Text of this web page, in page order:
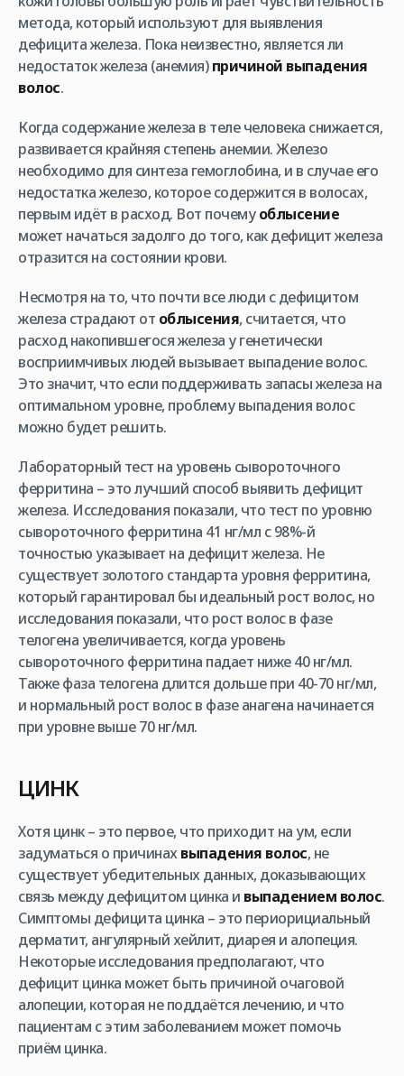
метода, который используют для выявления
дефицита железа. Пока неизвестно, является ли
недостаток железа (анемия)причиной выпадения
волос.
Когда содержание железа в теле человека снижается,
развивается крайняя степень анемии. Железо
необходимо для синтеза гемоглобина, и в случае его
недостатка железо, которое содержится в волосах,
первым идёт в расход. Вот почемуоблысение
может начаться задолго до того, как дефицит железа
отразится на состоянии крови.
Несмотря на то, что почти все люди с дефицитом
железа страдают от облысения, считается, что
расход накопившегося железа у генетически
восприимчивых людей вызывает выпадение волос.
Это значит, что если поддерживать запасы железа на
оптимальном уровне, проблему выпадения волос
можно будет решить.
Лабораторный тест на уровень сывороточного
ферритина – это лучший способ выявить дефицит
железа. Исследования показали, что тест по уровню
сывороточного ферритина 41 нг/мл с 98%-й
точностью указывает на дефицит железа. Не
существует золотого стандарта уровня ферритина,
который гарантировал бы идеальный рост волос, но
исследования показали, что рост волос в фазе
телогена увеличивается, когда уровень
сывороточного ферритина падает ниже 40 нг/мл.
Также фаза телогена длится дольше при 40-70 нг/мл,
и нормальный рост волос в фазе анагена начинается
при уровне выше 70 нг/мл.
ЦИНК
Хотя цинк – это первое, что приходит на ум, если
задуматься о причинахвыпадения волос, не
существует убедительных данных, доказывающих
связь между дефицитом цинка и выпадением волос.
Симптомы дефицита цинка – это периорициальный
дерматит, ангулярный хейлит, диарея и алопеция.
Некоторые исследования предполагают, что
дефицит цинка может быть причиной очаговой
алопеции, которая не поддаётся лечению, и что
пациентам с этим заболеванием может помочь
приём цинка.